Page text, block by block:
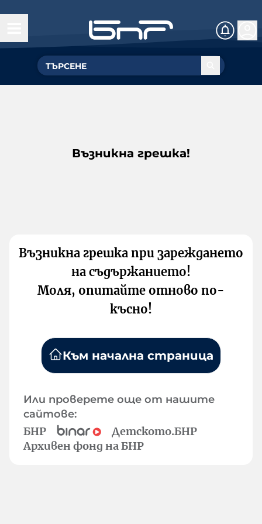
Възникна грешка!
Възникна грешка при зареждането
на съдържанието!
Моля, опитайте отново по-
късно!
Към начална страница
Или проверете още от нашите
сайтове:
БНР
Детското.БНР
Архивен фонд на БНР